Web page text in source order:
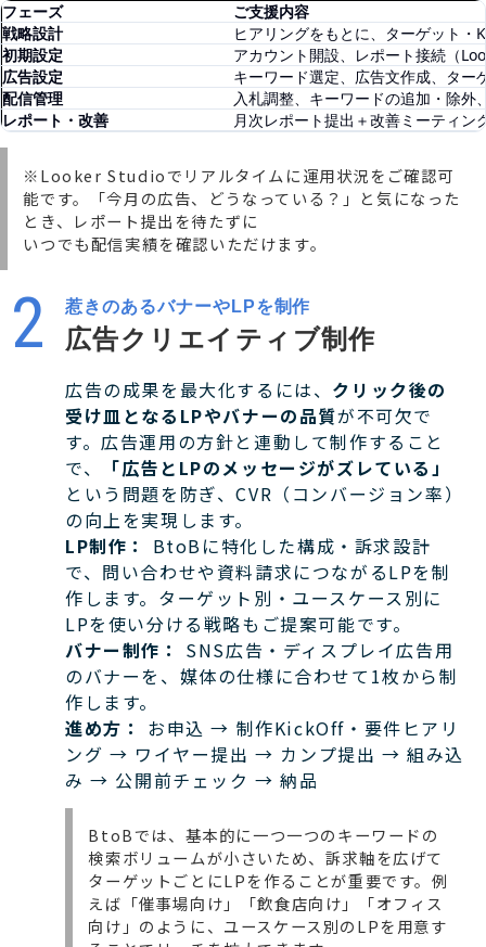
フェーズ
ご支援内容
戦略設計
ヒアリングをもとに、ターゲット・
初期設定
アカウント開設、レポート接続（
広告設定
キーワード選定、広告文作成、ター
配信管理
入札調整、キーワードの追加・除外
レポート・改善
月次レポート提出＋改善ミーティ
※Looker Studioでリアルタイムに運用状況をご確認可
能です。「今月の広告、どうなっている？」と気になった
とき、レポート提出を待たずに
いつでも配信実績を確認いただけます。
惹きのあるバナーやLPを制作
広告クリエイティブ制作
広告の成果を最大化するには、 クリック後の
受け皿となるLPやバナーの品質が不可欠で
す。広告運用の方針と連動して制作すること
で、
「広告とLPのメッセージがズレている」
という問題を防ぎ、CVR（コンバージョン率）
の向上を実現します。
LP制作： BtoBに特化した構成・訴求設計
で、問い合わせや資料請求につながるLPを制
作します。ターゲット別・ユースケース別に
LPを使い分ける戦略もご提案可能です。
バナー制作： SNS広告・ディスプレイ広告用
のバナーを、媒体の仕様に合わせて1枚から制
作します。
進め方： お申込 → 制作KickOff・要件ヒアリ
ング → ワイヤー提出 → カンプ提出 → 組み込
み → 公開前チェック → 納品
BtoBでは、基本的に一つ一つのキーワードの
検索ボリュームが小さいため、訴求軸を広げて
ターゲットごとにLPを作ることが重要です。例
えば「催事場向け」「飲食店向け」「オフィス
向け」のように、ユースケース別のLPを用意す